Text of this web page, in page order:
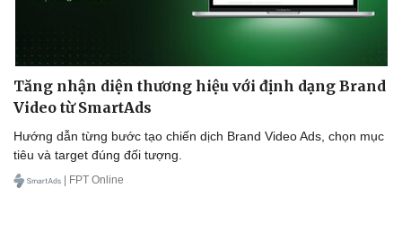
Tăng nhận diện thương hiệu với định dạng Brand
Video từ SmartAds
Hướng dẫn từng bước tạo chiến dịch Brand Video Ads, chọn mục
tiêu và target đúng đối tượng.
| FPT Online